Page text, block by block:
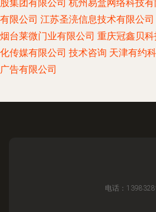
股集团有限公司 杭州易盒网络科技有
有限公司 江苏圣湸信息技术有限公司
烟台莱微门业有限公司 重庆冠鑫贝
化传媒有限公司 技术咨询 天津有约
广告有限公司
电话：